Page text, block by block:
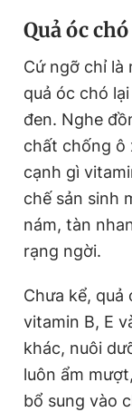
Quả óc chó
Cứ ngỡ chỉ là
quả óc chó
đen. Nghe
chất chống ô
cạnh gì
chế sản sinh
nám, tàn
rạng ngời.
Chưa kể, quả
vitamin B, E
khác, nuôi
luôn ẩm
bổ sung vào